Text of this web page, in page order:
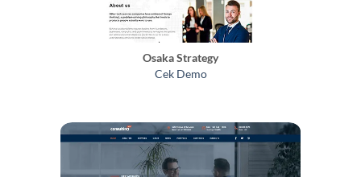
Osaka Strategy
Cek Demo